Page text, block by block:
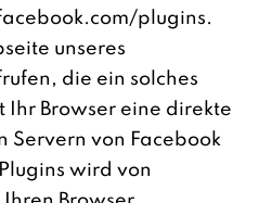
plugins.
unseres
die ein solches
Ihr Browser eine direkte
Servern von Facebook
wird von